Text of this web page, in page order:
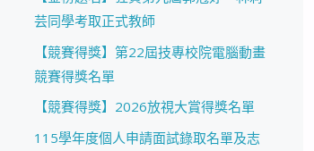
芸同學考取正式教師
【競賽得獎】第22屆技專校院電腦動畫
競賽得獎名單
【競賽得獎】2026放視大賞得獎名單
115學年度個人申請面試錄取名單及志